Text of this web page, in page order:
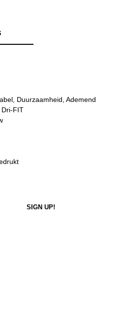
Duurzaamheid, Ademend
FIT